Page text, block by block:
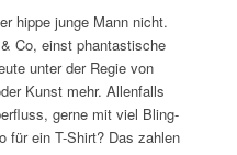
hippe junge Mann nicht.
Co, einst phantastische
unter der Regie von
Kunst mehr. Allenfalls
gerne mit viel Bling-
für ein T-Shirt? Das zahlen